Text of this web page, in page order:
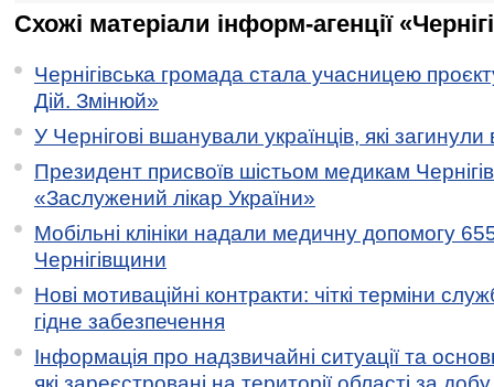
Схожі матеріали інформ-агенції
Чернігівська громада стала учасницею
Дій. Змінюй»
У Чернігові вшанували українців, які загинули
Президент присвоїв шістьом медикам
«Заслужений лікар України»
Мобільні клініки надали медичну допомогу
Чернігівщини
Нові мотиваційні контракти: чіткі терміни
гідне забезпечення
Інформація про надзвичайні ситуації та